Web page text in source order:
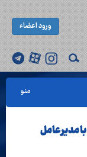
ورود اعضاء
منو
مدیرعامل